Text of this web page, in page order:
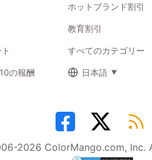
の報酬
ホットブランド割引
教育割引
すべてのカテゴリー
日本語
2026 ColorMango.com, Inc.